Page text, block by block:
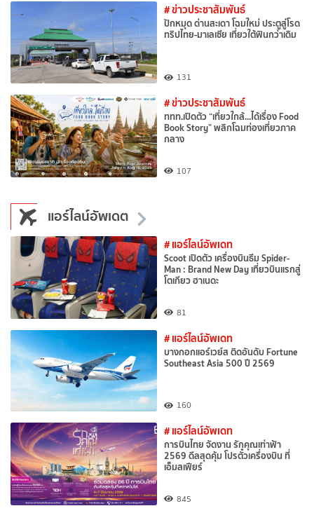
# ข่าวประชาสัมพันธ์
ปักหมุด ด่านสะเดา โฉมใหม่ ประตูสู่โรด
ทริปไทย-มาเลเซีย เที่ยวใต้ฟินกว่าเดิม
131
# ข่าวประชาสัมพันธ์
ททท.เปิดตัว “เที่ยวใกล้...ได้เรื่อง Food
Book Story” พลิกโฉมท่องเที่ยวภาค
กลาง
107
แอร์ไลน์อัพเดต
# แอร์ไลน์อัพเดท
Scoot เปิดตัว เครื่องบินธีม Spider-
Man : Brand New Day เที่ยวบินแรกสู่
โตเกียว ฮาเนดะ
81
# แอร์ไลน์อัพเดท
บางกอกแอร์เวย์ส ติดอันดับ Fortune
Southeast Asia 500 ปี 2569
160
# แอร์ไลน์อัพเดท
การบินไทย จัดงาน รักคุณเท่าฟ้า
2569 ดีลสุดคุ้ม โปรตั๋วเครื่องบิน ที่
เอ็มสเฟียร์
845